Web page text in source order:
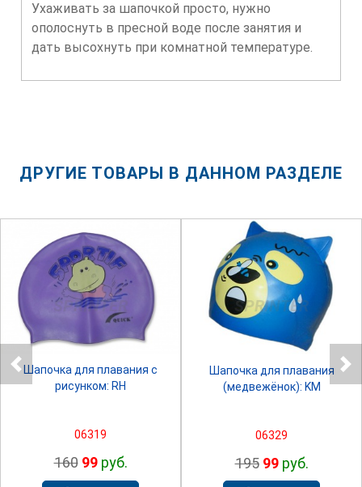
Ухаживать за шапочкой просто, нужно
ополоснуть в пресной воде после занятия и
дать высохнуть при комнатной температуре.
ДРУГИЕ ТОВАРЫ В ДАННОМ РАЗДЕЛЕ
SPRINTER
Шапочка для плавания с
рисунком: RH
06319
160 99руб.
SPRINTER
Шапочка для плавания
(медвежёнок): KM
06329
195 99руб.